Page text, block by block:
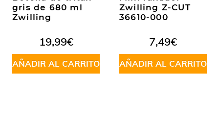
gris de 680 ml
Zwilling
19,99€
AÑADIR AL CARRITO
Zwilling Z-CUT
36610-000
7,49€
AÑADIR AL CARRITO